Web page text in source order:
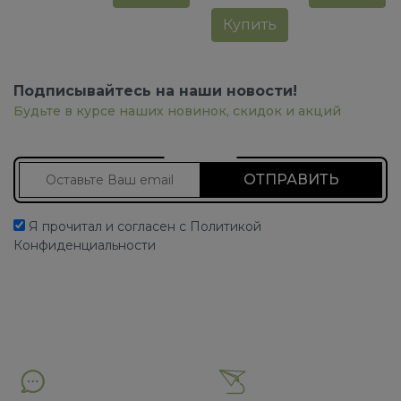
Купить
Подписывайтесь на наши новости!
Будьте в курсе наших новинок, скидок и акций
Я прочитал и согласен с Политикой
Конфиденциальности